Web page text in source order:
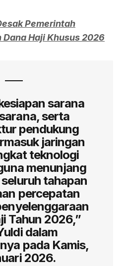
Pemerintah
Haji Khusus 2026
sarana
serta
pendukung
jaringan
teknologi
menunjang
tahapan
percepatan
Tahun 2026,”
dalam
pada Kamis,
2026.